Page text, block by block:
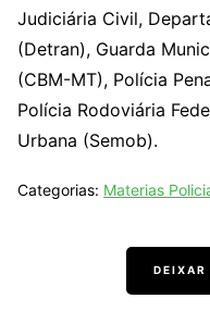
Judiciária Civil,
(Detran), Guarda
(CBM-MT), Polícia
Polícia Rodoviária
Urbana (Semob).
Categorias: Materias
DEIXAR